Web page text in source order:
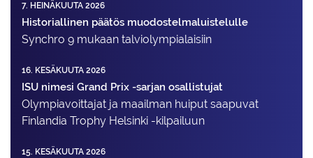
7. HEINÄKUUTA 2026
Historiallinen päätös muodostelmaluistelulle
Synchro 9 mukaan talviolympialaisiin
16. KESÄKUUTA 2026
ISU nimesi Grand Prix -sarjan osallistujat
Olympiavoittajat ja maailman huiput saapuvat
Finlandia Trophy Helsinki -kilpailuun
15. KESÄKUUTA 2026